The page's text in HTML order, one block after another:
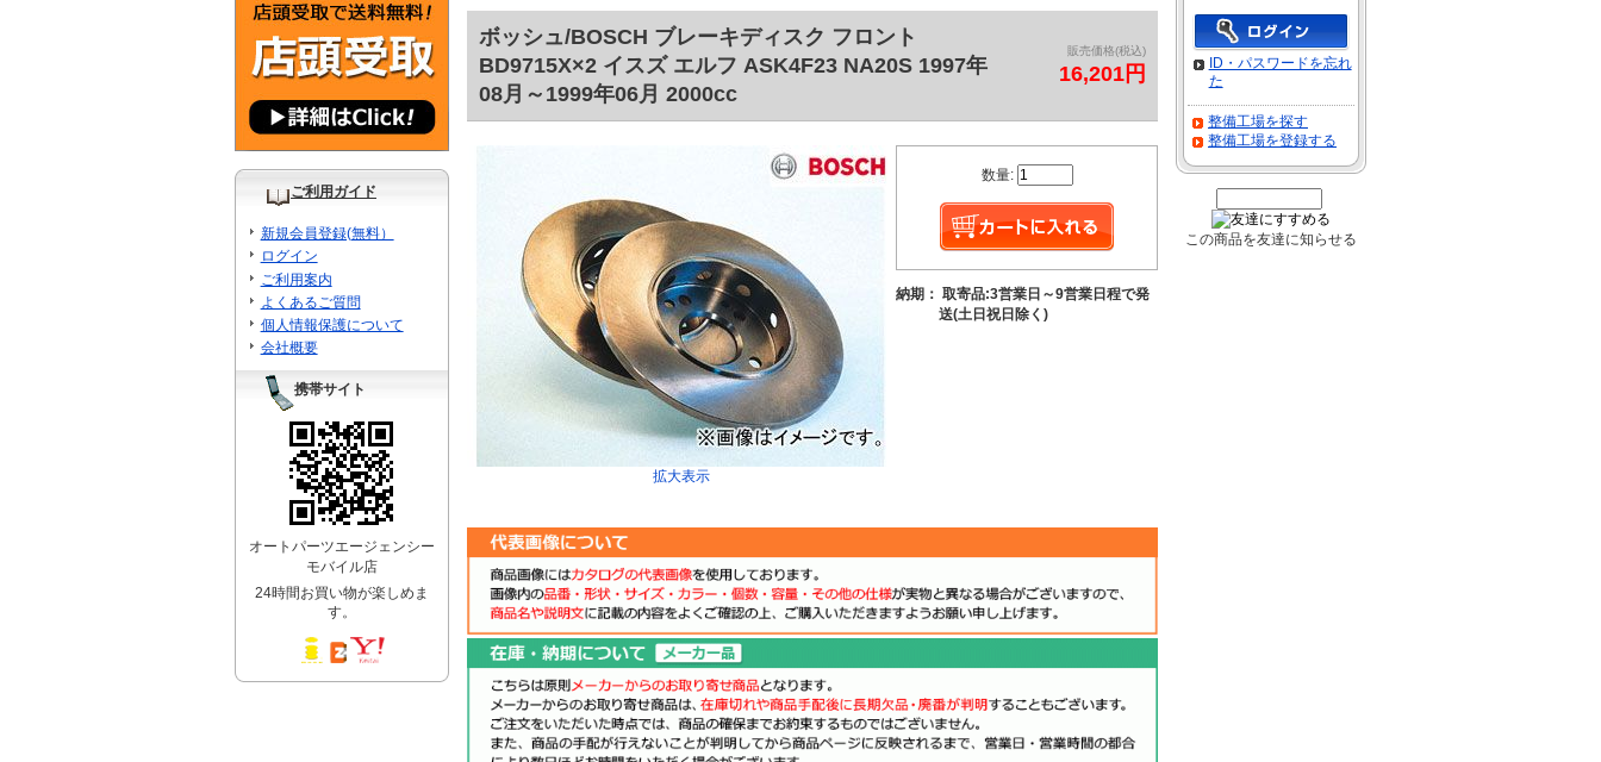
ご利用ガイド
新規会員登録(無料）
ログイン
ご利用案内
よくあるご質問
個人情報保護について
会社概要
携帯サイト
オートパーツエージェンシー
モバイル店
24時間お買い物が楽しめま
す。
ボッシュ/BOSCH ブレーキディスク フロント
BD9715X×2 イスズ エルフ ASK4F23 NA20S 1997年
08月～1999年06月 2000cc
販売価格(税込)
16,201円
拡大表示
数量:
納期： 取寄品:3営業日～9営業日程で発
送(土日祝日除く)
ID・パスワードを忘れ
た
整備工場を探す
整備工場を登録する
この商品を友達に知らせる